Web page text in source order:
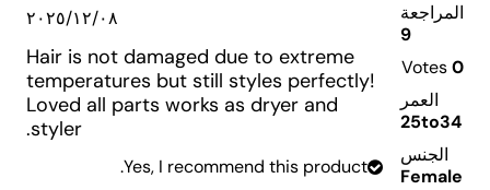
المراجعة
9
Votes0
العمر
25to34
الجنس
Female
٠٨‏/١٢‏/٢٠٢٥
Hair is not damaged due to extreme
temperatures but still styles perfectly!
Loved all parts works as dryer and
styler.
Yes, I recommend this product.